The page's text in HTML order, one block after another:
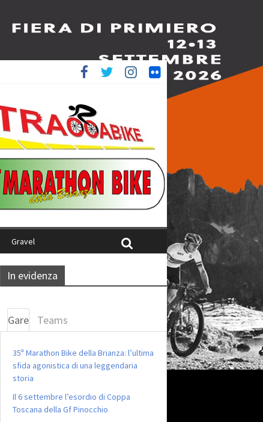
Gravel
In evidenza
Gare Teams
35ª Marathon Bike della Brianza: l’ultima
sfida agonistica di una leggendaria
storia
Il 6 settembre l’esordio di Coppa
Toscana della Gf Pinocchio